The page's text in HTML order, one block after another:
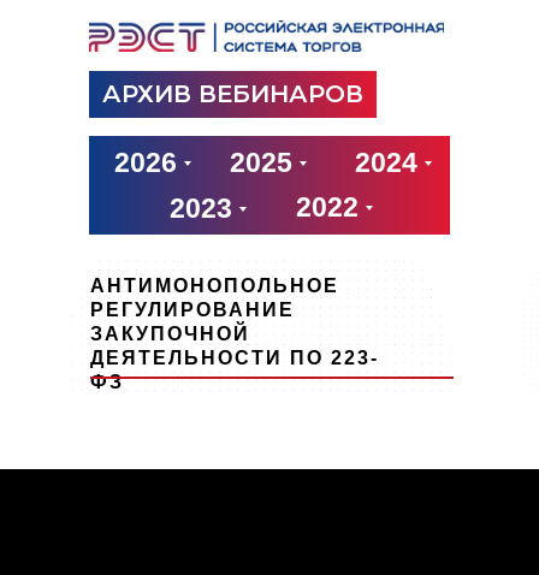
2022
2023
АРХИВ ВЕБИНАРОВ
2024
2025
2026
АНТИМОНОПОЛЬНОЕ
РЕГУЛИРОВАНИЕ
ЗАКУПОЧНОЙ
ДЕЯТЕЛЬНОСТИ ПО 223-
ФЗ